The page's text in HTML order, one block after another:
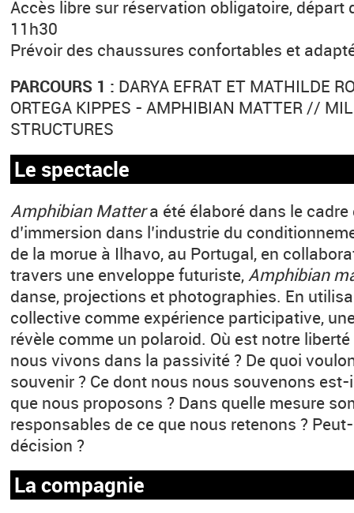
Accès libre sur réservation obligatoire, départ
11h30
Prévoir des chaussures confortables et
PARCOURS 1 : DARYA EFRAT ET MATHILDE
ORTEGA KIPPES - AMPHIBIAN MATTER //
STRUCTURES
Le spectacle
Amphibian Mattera été élaboré dans le cadre
d’immersion dans l’industrie du
de la morue à Ilhavo, au Portugal, en
travers une enveloppe futuriste, Amphibian
danse, projections et photographies. En
collective comme expérience participative,
révèle comme un polaroid. Où est notre
nous vivons dans la passivité ? De quoi
souvenir ? Ce dont nous nous souvenons
que nous proposons ? Dans quelle mesure
responsables de ce que nous retenons ? Peut-
décision ?
La compagnie